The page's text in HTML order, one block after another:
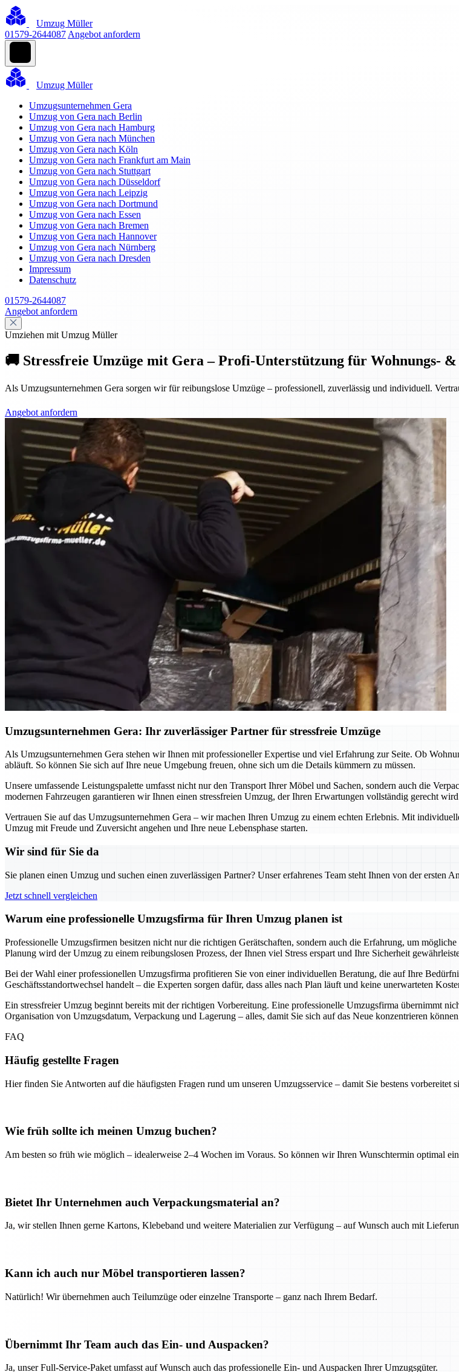
Umzug Müller
01579-2644087 Angebot anfordern
Umzug Müller
Umzugsunternehmen Gera
Umzug von Gera nach Berlin
Umzug von Gera nach Hamburg
Umzug von Gera nach München
Umzug von Gera nach Köln
Umzug von Gera nach Frankfurt am Main
Umzug von Gera nach Stuttgart
Umzug von Gera nach Düsseldorf
Umzug von Gera nach Leipzig
Umzug von Gera nach Dortmund
Umzug von Gera nach Essen
Umzug von Gera nach Bremen
Umzug von Gera nach Hannover
Umzug von Gera nach Nürnberg
Umzug von Gera nach Dresden
Impressum
Datenschutz
01579-2644087
Angebot anfordern
Umziehen mit Umzug Müller
🚚 Stressfreie Umzüge mit Gera – Profi-Unterstützung für Wohnungs-
Als Umzugsunternehmen Gera sorgen wir für reibungslose Umzüge – professionell, zuverlässig und individuell.
Angebot anfordern
Umzugsunternehmen Gera: Ihr zuverlässiger Partner für stressfreie Umzüge
Als Umzugsunternehmen Gera stehen wir Ihnen mit professioneller Expertise und viel Erfahrung zur Seite. Ob
abläuft. So können Sie sich auf Ihre neue Umgebung freuen, ohne sich um die Details kümmern zu müssen.
Unsere umfassende Leistungspalette umfasst nicht nur den Transport Ihrer Möbel und Sachen, sondern auch die
modernen Fahrzeugen garantieren wir Ihnen einen stressfreien Umzug, der Ihren Erwartungen vollständig gerecht
Vertrauen Sie auf das Umzugsunternehmen Gera – wir machen Ihren Umzug zu einem echten Erlebnis. Mit
Umzug mit Freude und Zuversicht angehen und Ihre neue Lebensphase starten.
Wir sind für Sie da
Sie planen einen Umzug und suchen einen zuverlässigen Partner? Unser erfahrenes Team steht Ihnen von der
Jetzt schnell vergleichen
Warum eine professionelle Umzugsfirma für Ihren Umzug planen ist
Professionelle Umzugsfirmen besitzen nicht nur die richtigen Gerätschaften, sondern auch die Erfahrung, um
Planung wird der Umzug zu einem reibungslosen Prozess, der Ihnen viel Stress erspart und Ihre Sicherheit
Bei der Wahl einer professionellen Umzugsfirma profitieren Sie von einer individuellen Beratung, die auf Ihre
Geschäftsstandortwechsel handelt – die Experten sorgen dafür, dass alles nach Plan läuft und keine unerwarteten
Ein stressfreier Umzug beginnt bereits mit der richtigen Vorbereitung. Eine professionelle Umzugsfirma übernimmt
Organisation von Umzugsdatum, Verpackung und Lagerung – alles, damit Sie sich auf das Neue konzentrieren
FAQ
Häufig gestellte Fragen
Hier finden Sie Antworten auf die häufigsten Fragen rund um unseren Umzugsservice – damit Sie bestens vorbereitet
Wie früh sollte ich meinen Umzug buchen?
Am besten so früh wie möglich – idealerweise 2–4 Wochen im Voraus. So können wir Ihren Wunschtermin optimal
Bietet Ihr Unternehmen auch Verpackungsmaterial an?
Ja, wir stellen Ihnen gerne Kartons, Klebeband und weitere Materialien zur Verfügung – auf Wunsch auch mit
Kann ich auch nur Möbel transportieren lassen?
Natürlich! Wir übernehmen auch Teilumzüge oder einzelne Transporte – ganz nach Ihrem Bedarf.
Übernimmt Ihr Team auch das Ein- und Auspacken?
Ja, unser Full-Service-Paket umfasst auf Wunsch auch das professionelle Ein- und Auspacken Ihrer Umzugsgüter.